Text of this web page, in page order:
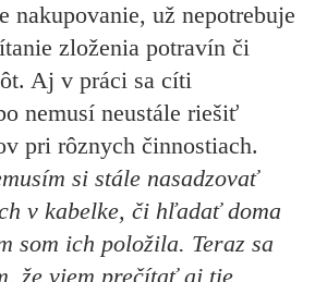
nakupovanie, už nepotrebuje
zloženia potravín či
Aj v práci sa cíti
nemusí neustále riešiť
pri rôznych činnostiach.
si stále nasadzovať
v kabelke, či hľadať doma
som ich položila. Teraz sa
že viem prečítať aj tie